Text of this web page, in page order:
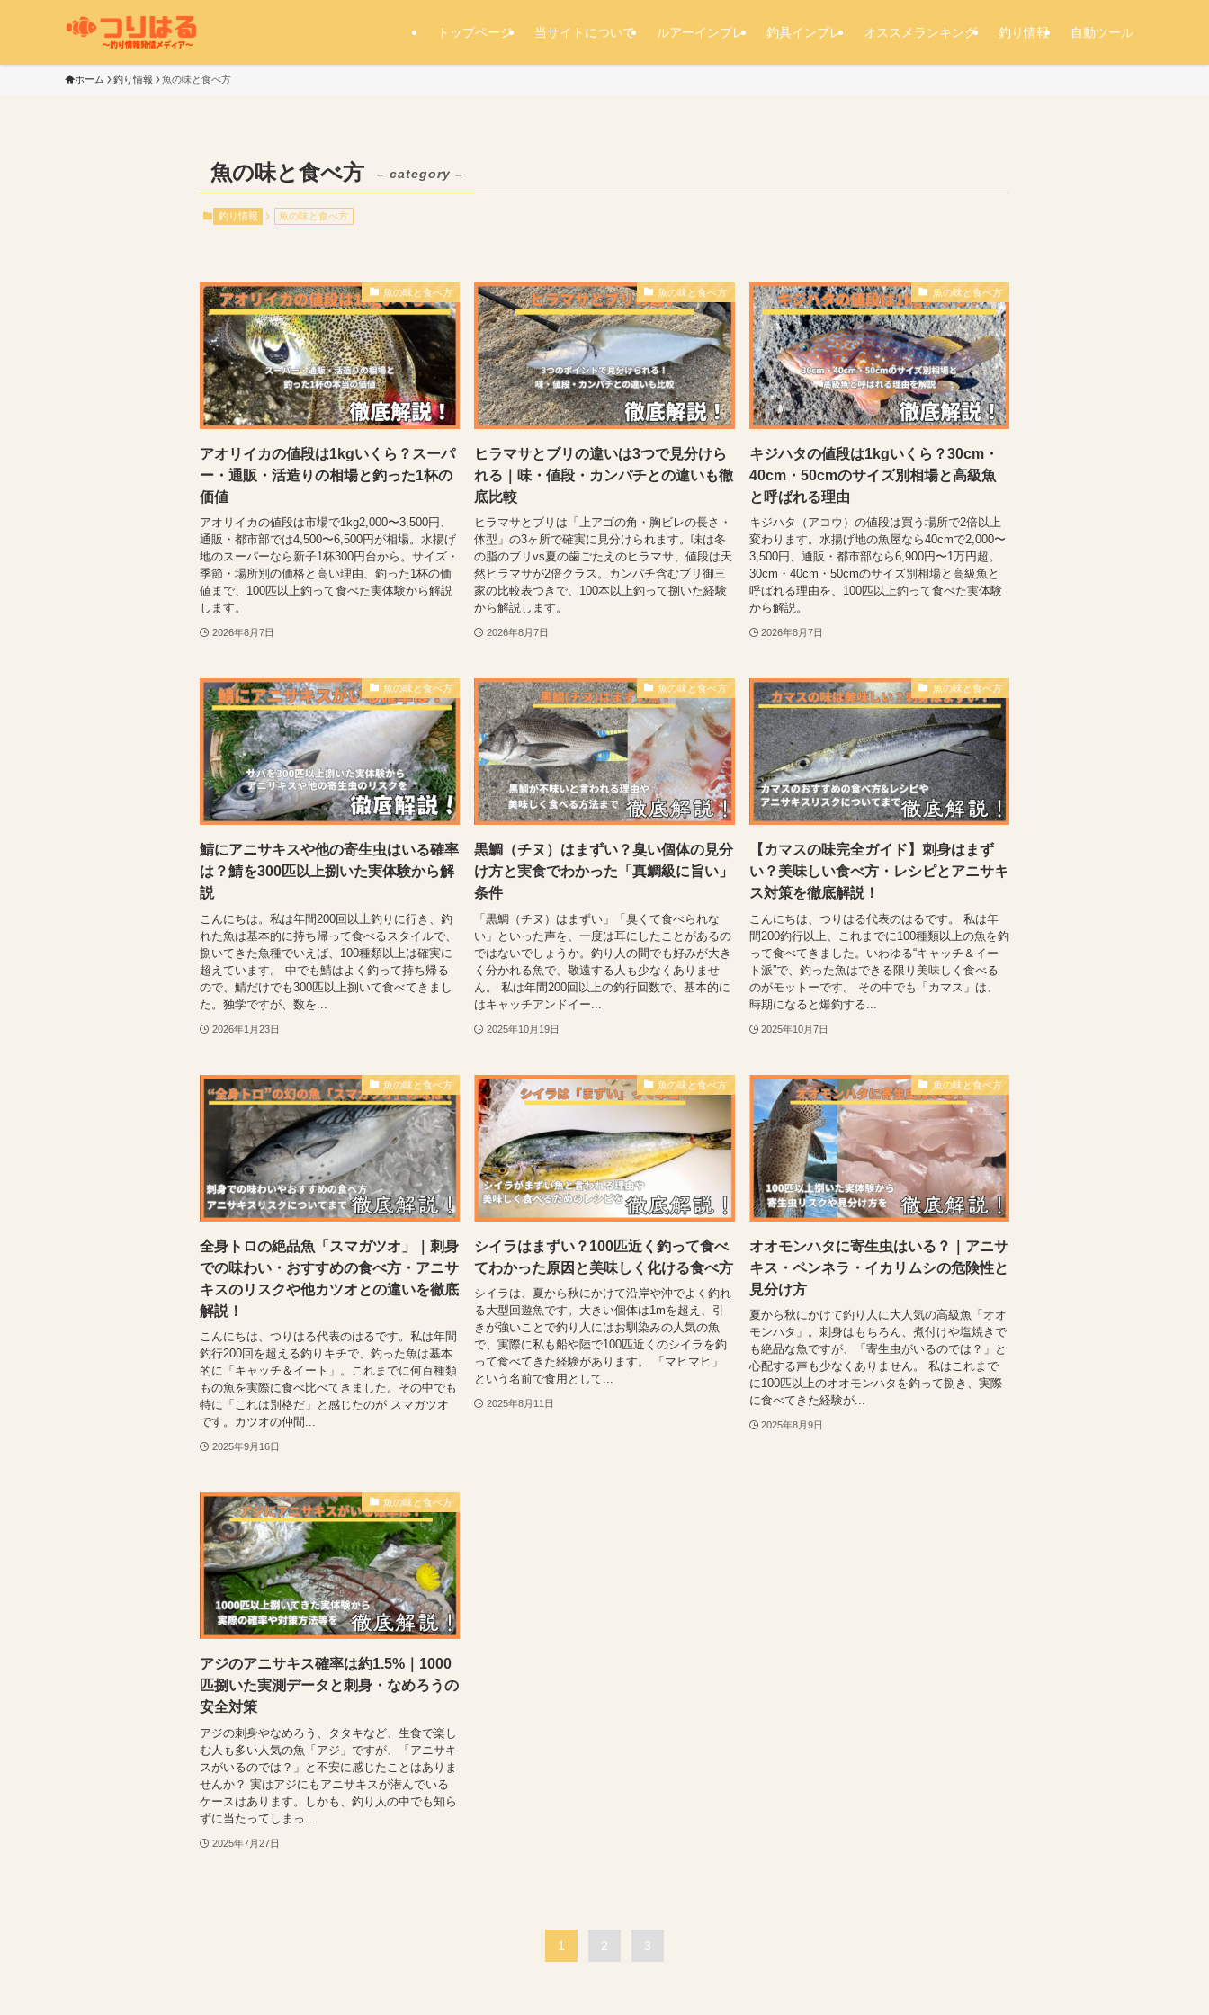
トップページ 当サイトについて ルアーインプレ 釣具インプレ オススメランキング 釣り情報 自動ツール
ホーム 釣り情報 魚の味と食べ方
魚の味と食べ方 – category –
釣り情報 魚の味と食べ方
魚の味と食べ方
アオリイカの値段は1kgいくら？スーパ
ー・通販・活造りの相場と釣った1杯の
価値
アオリイカの値段は市場で1kg2,000〜3,500円、
通販・都市部では4,500〜6,500円が相場。水揚げ
地のスーパーなら新子1杯300円台から。サイズ・
季節・場所別の価格と高い理由、釣った1杯の価
値まで、100匹以上釣って食べた実体験から解説
します。
2026年8月7日
魚の味と食べ方
ヒラマサとブリの違いは3つで見分けら
れる｜味・値段・カンパチとの違いも徹
底比較
ヒラマサとブリは「上アゴの角・胸ビレの長さ・
体型」の3ヶ所で確実に見分けられます。味は冬
の脂のブリvs夏の歯ごたえのヒラマサ、値段は天
然ヒラマサが2倍クラス。カンパチ含むブリ御三
家の比較表つきで、100本以上釣って捌いた経験
から解説します。
2026年8月7日
魚の味と食べ方
キジハタの値段は1kgいくら？30cm・
40cm・50cmのサイズ別相場と高級魚
と呼ばれる理由
キジハタ（アコウ）の値段は買う場所で2倍以上
変わります。水揚げ地の魚屋なら40cmで2,000〜
3,500円、通販・都市部なら6,900円〜1万円超。
30cm・40cm・50cmのサイズ別相場と高級魚と
呼ばれる理由を、100匹以上釣って食べた実体験
から解説。
2026年8月7日
魚の味と食べ方
鯖にアニサキスや他の寄生虫はいる確率
は？鯖を300匹以上捌いた実体験から解
説
こんにちは。私は年間200回以上釣りに行き、釣
れた魚は基本的に持ち帰って食べるスタイルで、
捌いてきた魚種でいえば、100種類以上は確実に
超えています。 中でも鯖はよく釣って持ち帰る
ので、鯖だけでも300匹以上捌いて食べてきまし
た。独学ですが、数を...
2026年1月23日
魚の味と食べ方
黒鯛（チヌ）はまずい？臭い個体の見分
け方と実食でわかった「真鯛級に旨い」
条件
「黒鯛（チヌ）はまずい」「臭くて食べられな
い」といった声を、一度は耳にしたことがあるの
ではないでしょうか。釣り人の間でも好みが大き
く分かれる魚で、敬遠する人も少なくありませ
ん。 私は年間200回以上の釣行回数で、基本的に
はキャッチアンドイー...
2025年10月19日
魚の味と食べ方
【カマスの味完全ガイド】刺身はまず
い？美味しい食べ方・レシピとアニサキ
ス対策を徹底解説！
こんにちは、つりはる代表のはるです。 私は年
間200釣行以上、これまでに100種類以上の魚を釣
って食べてきました。いわゆる“キャッチ＆イー
ト派”で、釣った魚はできる限り美味しく食べる
のがモットーです。 その中でも「カマス」は、
時期になると爆釣する...
2025年10月7日
魚の味と食べ方
全身トロの絶品魚「スマガツオ」｜刺身
での味わい・おすすめの食べ方・アニサ
キスのリスクや他カツオとの違いを徹底
解説！
こんにちは、つりはる代表のはるです。私は年間
釣行200回を超える釣りキチで、釣った魚は基本
的に「キャッチ＆イート」。これまでに何百種類
もの魚を実際に食べ比べてきました。その中でも
特に「これは別格だ」と感じたのが スマガツオ
です。カツオの仲間...
2025年9月16日
魚の味と食べ方
シイラはまずい？100匹近く釣って食べ
てわかった原因と美味しく化ける食べ方
シイラは、夏から秋にかけて沿岸や沖でよく釣れ
る大型回遊魚です。大きい個体は1mを超え、引
きが強いことで釣り人にはお馴染みの人気の魚
で、実際に私も船や陸で100匹近くのシイラを釣
って食べてきた経験があります。 「マヒマヒ」
という名前で食用として...
2025年8月11日
魚の味と食べ方
オオモンハタに寄生虫はいる？｜アニサ
キス・ペンネラ・イカリムシの危険性と
見分け方
夏から秋にかけて釣り人に大人気の高級魚「オオ
モンハタ」。刺身はもちろん、煮付けや塩焼きで
も絶品な魚ですが、「寄生虫がいるのでは？」と
心配する声も少なくありません。 私はこれまで
に100匹以上のオオモンハタを釣って捌き、実際
に食べてきた経験が...
2025年8月9日
魚の味と食べ方
アジのアニサキス確率は約1.5%｜1000
匹捌いた実測データと刺身・なめろうの
安全対策
アジの刺身やなめろう、タタキなど、生食で楽し
む人も多い人気の魚「アジ」ですが、「アニサキ
スがいるのでは？」と不安に感じたことはありま
せんか？ 実はアジにもアニサキスが潜んでいる
ケースはあります。しかも、釣り人の中でも知ら
ずに当たってしまっ...
2025年7月27日
1 2 3